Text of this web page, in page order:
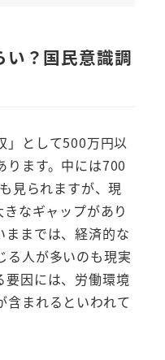
い？国民意識調
」として500万円以
ります。中には700
見られますが、現
なギャップがあり
ままでは、経済的な
る人が多いのも現実
要因には、労働環境
含まれるといわれて